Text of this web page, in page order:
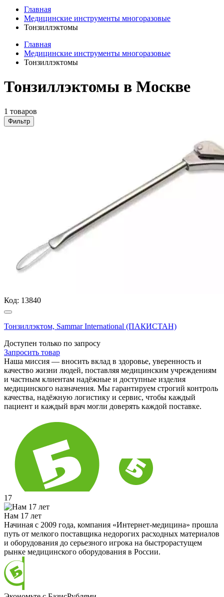
Главная
Медицинские инструменты многоразовые
Тонзиллэктомы
Главная
Медицинские инструменты многоразовые
Тонзиллэктомы
Тонзиллэктомы в Москве
1 товаров
Фильтр
Код: 13840
Тонзиллэктом, Sammar International (ПАКИСТАН)
Доступен только по запросу
Запросить товар
Наша миссия — вносить вклад в здоровье, уверенность и
качество жизни людей, поставляя медицинским учреждениям
и частным клиентам надёжные и доступные изделия
медицинского назначения. Мы гарантируем строгий контроль
качества, надёжную логистику и сервис, чтобы каждый
пациент и каждый врач могли доверять каждой поставке.
17
Нам 17 лет
Начиная с 2009 года, компания «Интернет-медицина» прошла
путь от мелкого поставщика недорогих расходных материалов
и оборудования до серьезного игрока на быстрорастущем
рынке медицинского оборудования в России.